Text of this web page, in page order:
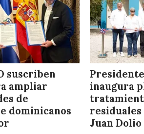
suscriben
ampliar
de
dominicanos
inaugura
residuales
Juan Dolio